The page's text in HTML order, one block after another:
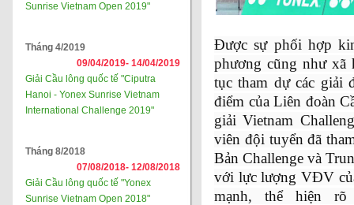
Sunrise Vietnam Open 2019"
Tháng 4/2019
09/04/2019- 14/04/2019
Giải Cầu lông quốc tế "Ciputra
Hanoi - Yonex Sunrise Vietnam
International Challenge 2019"
Tháng 8/2018
07/08/2018- 12/08/2018
Giải Cầu lông quốc tế "Yonex
Sunrise Vietnam Open 2018"
Được sự phối hợp
phương cũng như xã
tục tham dự các giải
điểm của Liên đoàn
giải Vietnam
viên đội tuyển đã
Bản Challenge và
với lực lượng VĐV
mạnh, thể hiện rõ